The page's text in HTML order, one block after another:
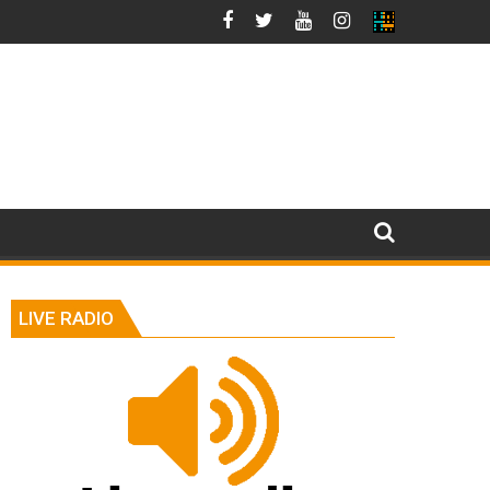
LIVE RADIO